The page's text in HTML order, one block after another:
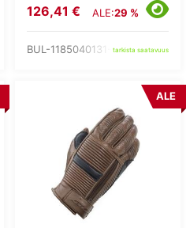
126,41 € ALE:29 %
BUL-1185040131- tarkista saatavuus
ALE